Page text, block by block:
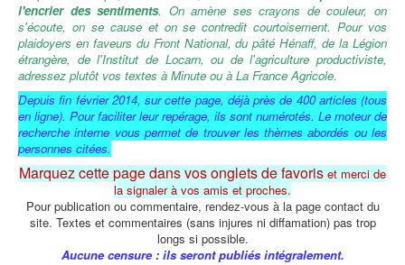
l'encrier des sentiments. On amène ses crayons de couleur, on
s'écoute, on se cause et on se contredit courtoisement. Pour vos
plaidoyers en faveurs du Front National, du pâté Hénaff, de la Légion
étrangère, de l'Institut de Locarn, ou de l'agriculture productiviste,
adressez plutôt vos textes à Minute ou à La France Agricole.
Depuis fin février 2014, sur cette page, déjà près de 400 articles (tous
en ligne). Pour faciliter leur repérage, ils sont numérotés. Le moteur de
recherche interne vous permet de trouver les thèmes abordés ou les
personnes citées.
Marquez cette page dans vos onglets de favoris et merci de
la signaler à vos amis et proches.
Pour publication ou commentaire, rendez-vous à la page contact du
site. Textes et commentaires (sans injures ni diffamation) pas trop
longs si possible.
Aucune censure : ils seront publiés intégralement.